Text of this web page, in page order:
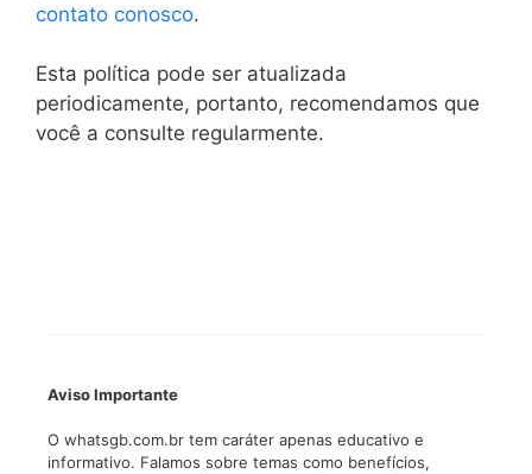
contato conosco.
Esta política pode ser atualizada
periodicamente, portanto, recomendamos que
você a consulte regularmente.
Aviso Importante
O whatsgb.com.br tem caráter apenas educativo e
informativo. Falamos sobre temas como benefícios,